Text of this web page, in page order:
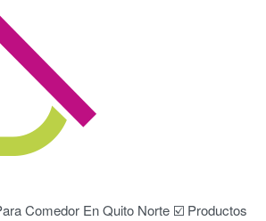
Comedor En Quito Norte ☑️ Productos